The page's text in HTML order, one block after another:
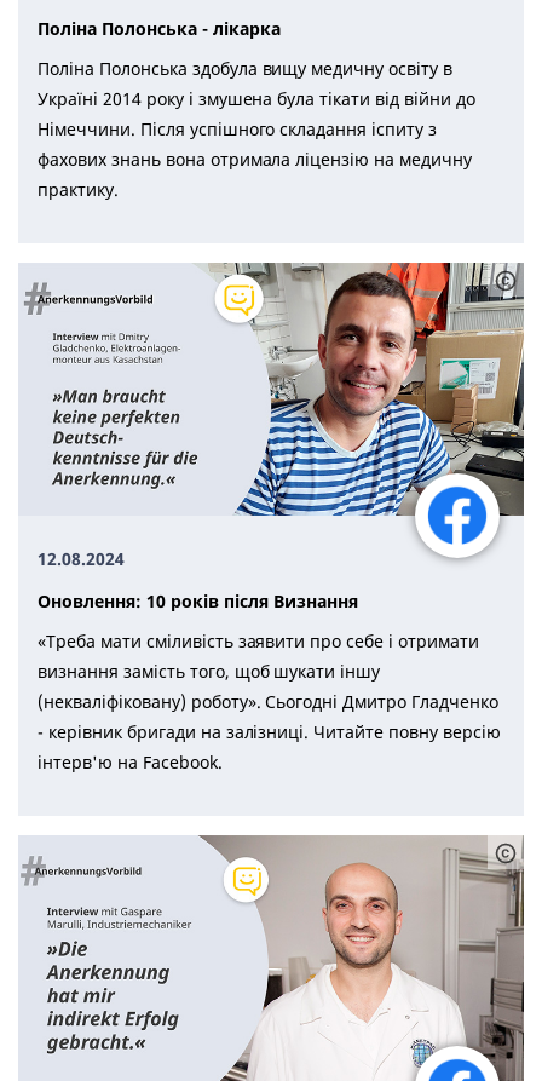
Поліна Полонська - лікарка
Поліна Полонська здобула вищу медичну освіту в
Україні 2014 року і змушена була тікати від війни до
Німеччини. Після успішного складання іспиту з
фахових знань вона отримала ліцензію на медичну
практику.
12.08.2024
Оновлення: 10 років після Визнання
«Треба мати сміливість заявити про себе і отримати
визнання замість того, щоб шукати іншу
(некваліфіковану) роботу». Сьогодні Дмитро Гладченко
- керівник бригади на залізниці. Читайте повну версію
інтерв'ю на Facebook.